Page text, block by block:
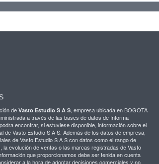
deVasto Estudio S A S , empresa ubicada en BOGOTA
a través de las bases de datos de Informa
encontrar, si estuviese disponible, información sobre el
de Vasto Estudio S A S. Además de los datos de empresa,
de Vasto Estudio S A S con datos como el rango de
la evolución de ventas o las marcas registradas de Vasto
que proporcionamos debe ser tenida en cuenta
a la hora de adoptar decisiones comerciales y no